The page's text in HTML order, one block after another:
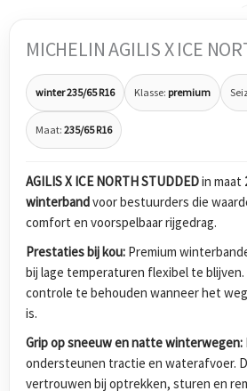
MICHELIN AGILIS X ICE
winter 235/65 R16 Klasse: premium
Maat: 235/65 R16
AGILIS X ICE NORTH STUDDEDin maat
winterbandvoor bestuurders die
comfort en voorspelbaar rijgedrag.
Prestaties bij kou: Premium
bij lage temperaturen flexibel te
controle te behouden wanneer het
is.
Grip op sneeuw en natte winterwegen:
ondersteunen tractie en waterafvoer.
vertrouwen bij optrekken, sturen en